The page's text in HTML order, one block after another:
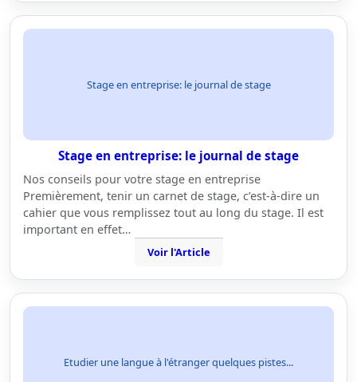
Stage en entreprise: le journal de stage
Stage en entreprise: le journal de stage
Nos conseils pour votre stage en entreprise
Premièrement, tenir un carnet de stage, c’est-à-dire un
cahier que vous remplissez tout au long du stage. Il est
important en effet…
Voir l'Article
Etudier une langue à l'étranger quelques pistes...